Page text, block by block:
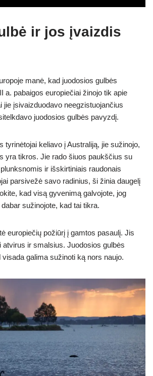
ir jos įvaizdis
manė, kad juodosios gulbės
a. pabaigos europiečiai žinojo tik apie
jie įsivaizduodavo neegzistuojančius
juodosios gulbės pavyzdį.
tyrinėtojai keliavo į Australiją, jie sužinojo,
yra tikros. Jie rado šiuos paukščius su
ir išskirtiniais raudonais
parsivežė savo radinius, ši žinia daugelį
kad visą gyvenimą galvojote, jog
sužinojote, kad tai tikra.
europiečių požiūrį į gamtos pasaulį. Jis
atvirus ir smalsius. Juodosios gulbės
galima sužinoti ką nors naujo.